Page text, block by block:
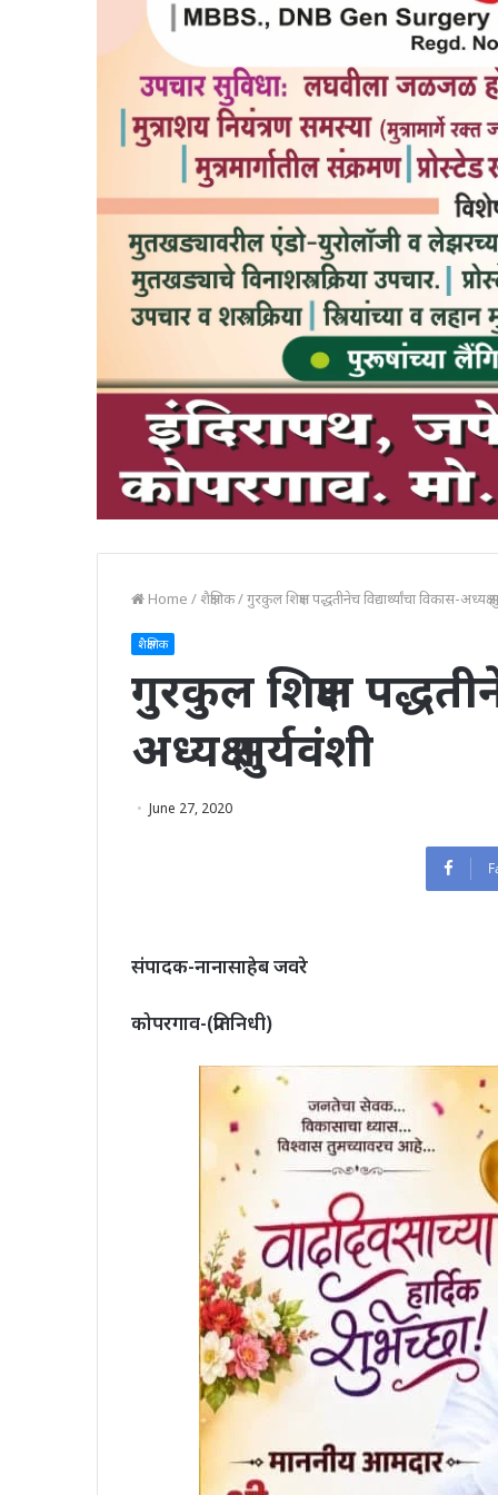
Home /शैक्षणिक/गुरकुल शिक्षण पद्धतीनेच विद्यार्थ्यांचा विकास-अध्यक्ष
शैक्षणिक
गुरकुल शिक्षण
अध्यक्ष सुर्यवंशी
June 27, 2020
संपादक-नानासाहेब जवरे
कोपरगाव-(प्रतिनिधी)